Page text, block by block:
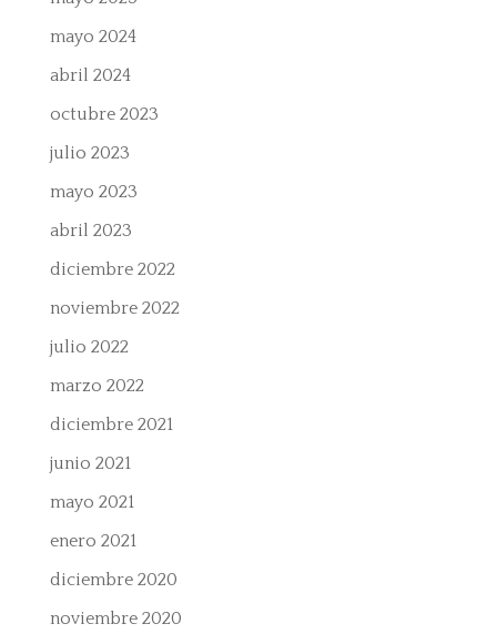
mayo 2024
abril 2024
octubre 2023
julio 2023
mayo 2023
abril 2023
diciembre 2022
noviembre 2022
julio 2022
marzo 2022
diciembre 2021
junio 2021
mayo 2021
enero 2021
diciembre 2020
noviembre 2020